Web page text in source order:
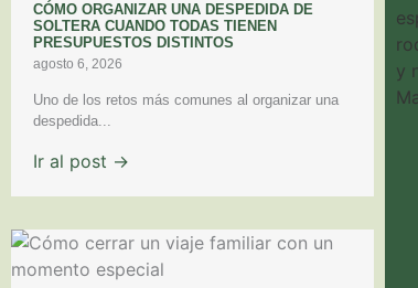
CÓMO ORGANIZAR UNA DESPEDIDA DE
SOLTERA CUANDO TODAS TIENEN
PRESUPUESTOS DISTINTOS
agosto 6, 2026
Uno de los retos más comunes al organizar una
despedida...
Ir al post →